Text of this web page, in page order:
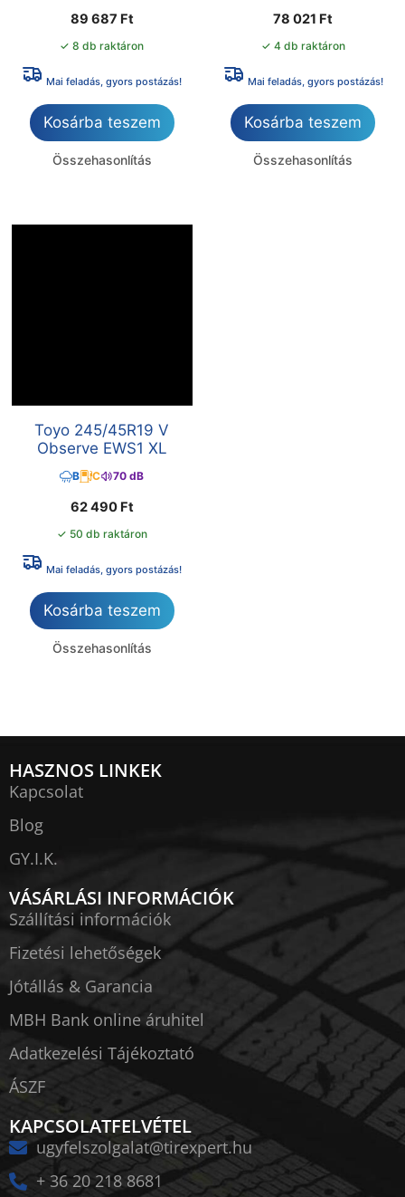
89 687 Ft
✓ 8 db raktáron
Mai feladás, gyors postázás!
Kosárba teszem
Összehasonlítás
78 021 Ft
✓ 4 db raktáron
Mai feladás, gyors postázás!
Kosárba teszem
Összehasonlítás
Toyo 245/45R19 V
Observe EWS1 XL
B C 70 dB
62 490 Ft
✓ 50 db raktáron
Mai feladás, gyors postázás!
Kosárba teszem
Összehasonlítás
HASZNOS LINKEK
Kapcsolat
Blog
GY.I.K.
VÁSÁRLÁSI INFORMÁCIÓK
Szállítási információk
Fizetési lehetőségek
Jótállás & Garancia
MBH Bank online áruhitel
Adatkezelési Tájékoztató
ÁSZF
KAPCSOLATFELVÉTEL
ugyfelszolgalat@tirexpert.hu
+ 36 20 218 8681